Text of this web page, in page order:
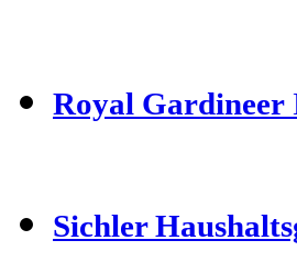
Royal Gardineer
Sichler